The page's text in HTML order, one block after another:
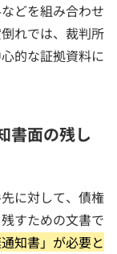
どを組み合わせ
れでは、裁判所
的な証拠資料に
書面の残し
に対して、債権
すための文書で
知書」が必要と